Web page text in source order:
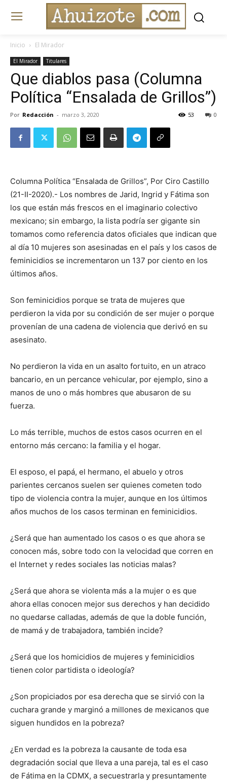
Inicio El Mirador
El Mirador Titulares
Que diablos pasa (Columna
Política “Ensalada de Grillos”)
Por Redacción - marzo 3, 2020 0
53
Columna Política “Ensalada de Grillos”, Por Ciro Castillo
(21-II-2020).- Los nombres de Jarid, Ingrid y Fátima son
los que están más frescos en el imaginario colectivo
mexicano; sin embargo, la lista podría ser gigante sin
tomamos como referencia datos oficiales que indican que
al día 10 mujeres son asesinadas en el país y los casos de
feminicidios se incrementaron un 137 por ciento en los
últimos años.
Son feminicidios porque se trata de mujeres que
perdieron la vida por su condición de ser mujer o porque
provenían de una cadena de violencia que derivó en su
asesinato.
No perdieron la vida en un asalto fortuito, en un atraco
bancario, en un percance vehicular, por ejemplo, sino a
manos de uno o más hombres que abusaron de su
fuerza.
Lo más terrible, muchos de estos casos ocurren en el
entorno más cercano: la familia y el hogar.
El esposo, el papá, el hermano, el abuelo y otros
parientes cercanos suelen ser quienes cometen todo
tipo de violencia contra la mujer, aunque en los últimos
años muchos de los casos terminan en feminicidios.
¿Será que han aumentado los casos o es que ahora se
conocen más, sobre todo con la velocidad que corren en
el Internet y redes sociales las noticias malas?
¿Será que ahora se violenta más a la mujer o es que
ahora ellas conocen mejor sus derechos y han decidido
no quedarse calladas, además de que la doble función,
de mamá y de trabajadora, también incide?
¿Será que los homicidios de mujeres y feminicidios
tienen color partidista o ideología?
¿Son propiciados por esa derecha que se sirvió con la
cuchara grande y marginó a millones de mexicanos que
siguen hundidos en la pobreza?
¿En verdad es la pobreza la causante de toda esa
degradación social que lleva a una pareja, tal es el caso
de Fátima en la CDMX, a secuestrarla y presuntamente